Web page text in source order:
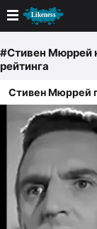
Новые
Лучшие
Случайное
#Стивен Мюррей
рейтинга
Стивен Мюррей